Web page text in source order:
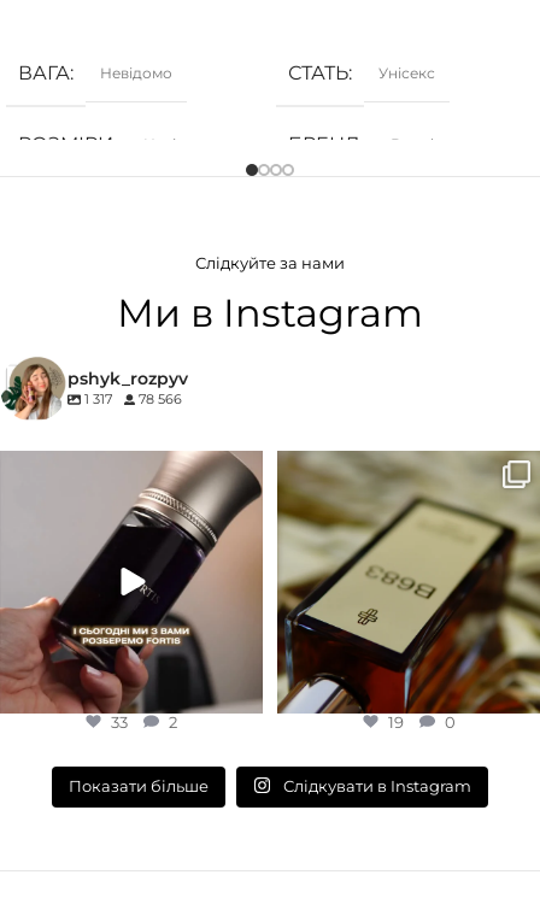
ВАГА Невідомо
РОЗМІРИ Невідомо
ГРУПА АРОМАТУ
Деревинні
КОНЦЕНТРАЦІЯ
EDP (парфумована вода)
СТАТЬ Унісекс
БРЕНД Byredo
Слідкуйте за нами
Ми в Instagram
pshyk_rozpyv
1 317 78 566
Для замовлення переходьте на
сайт або в Instagram...
33 2
33 2
Marc-Antoine Barrois B683 - це
запах вечора в
19
19 0
Показати більше Слідкувати в Instagram